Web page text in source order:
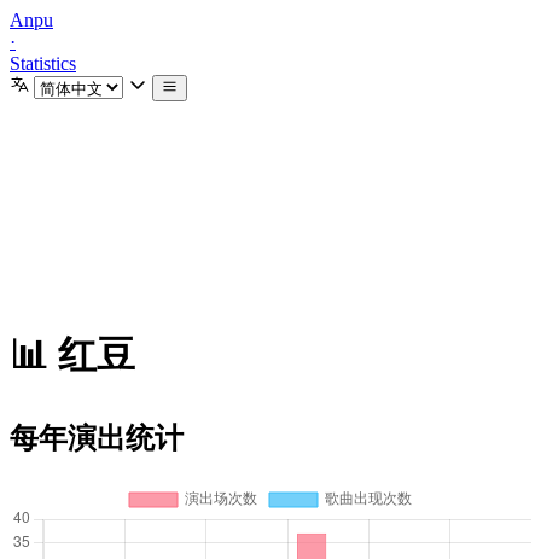
Anpu
·
Statistics
📊 红豆
每年演出统计